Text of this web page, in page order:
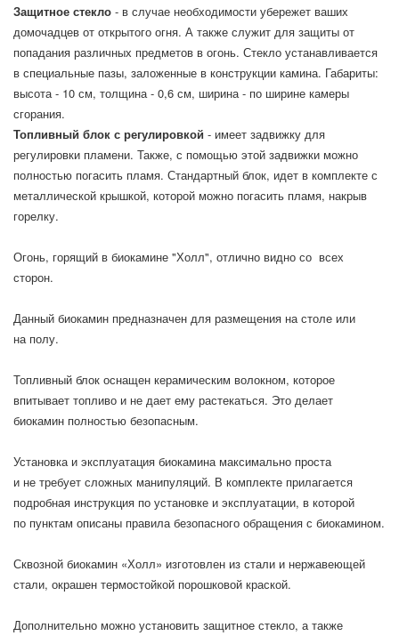
Защитное стекло - в случае необходимости убережет ваших
домочадцев от открытого огня. А также служит для защиты от
попадания различных предметов в огонь. Стекло устанавливается
в специальные пазы, заложенные в конструкции камина. Габариты:
высота - 10 см, толщина - 0,6 см, ширина - по ширине камеры
сгорания.
Топливный блок с регулировкой - имеет задвижку для
регулировки пламени. Также, с помощью этой задвижки можно
полностью погасить пламя. Стандартный блок, идет в комплекте с
металлической крышкой, которой можно погасить пламя, накрыв
горелку.
Огонь, горящий в биокамине "Холл", отлично видно со всех
сторон.
Данный биокамин предназначен для размещения на столе или
на полу.
Топливный блок оснащен керамическим волокном, которое
впитывает топливо и не дает ему растекаться. Это делает
биокамин полностью безопасным.
Установка и эксплуатация биокамина максимально проста
и не требует сложных манипуляций. В комплекте прилагается
подробная инструкция по установке и эксплуатации, в которой
по пунктам описаны правила безопасного обращения с биокамином.
Сквозной биокамин «Холл» изготовлен из стали и нержавеющей
стали, окрашен термостойкой порошковой краской.
Дополнительно можно установить защитное стекло, а также